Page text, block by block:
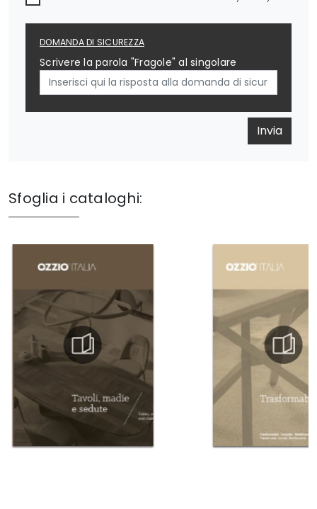
DOMANDA DI SICUREZZA
Scrivere la parola "Fragole" al singolare
Invia
Sfoglia i cataloghi: